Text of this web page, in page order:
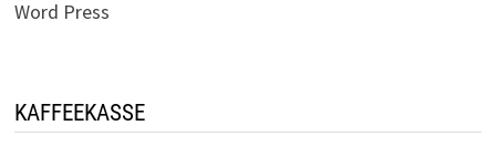
Word Press
KAFFEEKASSE